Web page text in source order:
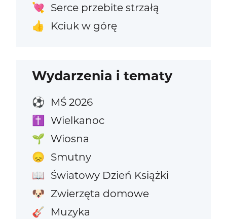
💘 Serce przebite strzałą
👍 Kciuk w górę
Wydarzenia i tematy
⚽ MŚ 2026
✝️ Wielkanoc
🌱 Wiosna
😞 Smutny
📖 Światowy Dzień Książki
🐶 Zwierzęta domowe
🎸 Muzyka